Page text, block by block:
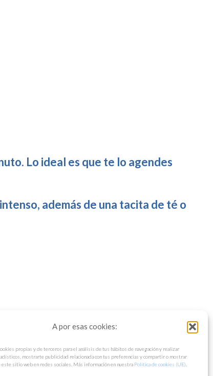
A por esas cookies:
propias y de terceros para el análisis de tus hábitos de navegación y realizar
mostrarte publicidad relacionada con tus preferencias y compartir o mostrar
este sitio web en redes sociales. Más información en nuestra Política de cookies (UE)
Lo ideal es que te lo agendes
además de una tacita de té o